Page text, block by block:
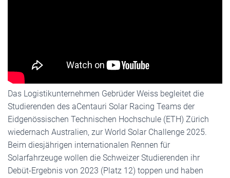
Das Logistikunternehmen Gebrüder Weiss begleitet die
Studierenden des aCentauri Solar Racing Teams der
Eidgenössischen Technischen Hochschule (ETH) Zürich
wiedernach Australien, zur World Solar Challenge 2025.
Beim diesjährigen internationalen Rennen für
Solarfahrzeuge wollen die Schweizer Studierenden ihr
Debüt-Ergebnis von 2023 (Platz 12) toppen und haben